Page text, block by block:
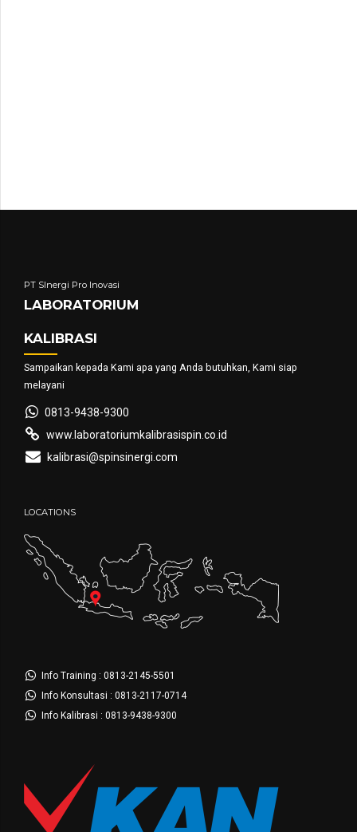
PT SInergi Pro Inovasi
LABORATORIUM
KALIBRASI
Sampaikan kepada Kami apa yang Anda butuhkan, Kami siap
melayani
0813-9438-9300
www.laboratoriumkalibrasispin.co.id
kalibrasi@spinsinergi.com
LOCATIONS
Info Training : 0813-2145-5501
Info Konsultasi : 0813-2117-0714
Info Kalibrasi : 0813-9438-9300